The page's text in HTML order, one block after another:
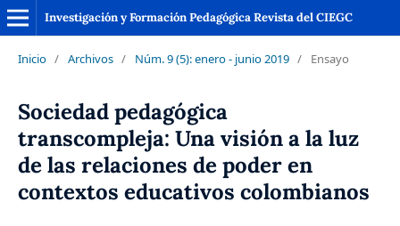
Investigación y Formación Pedagógica Revista del CIEGC
Inicio / Archivos / Núm. 9 (5): enero - junio 2019 / Ensayo
Sociedad pedagógica
transcompleja: Una visión a la luz
de las relaciones de poder en
contextos educativos colombianos